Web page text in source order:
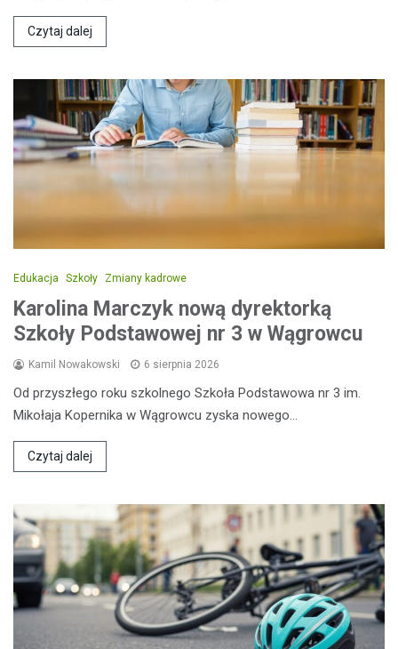
Czytaj dalej
Edukacja Szkoły Zmiany kadrowe
Karolina Marczyk nową dyrektorką
Szkoły Podstawowej nr 3 w Wągrowcu
Kamil Nowakowski 6 sierpnia 2026
Od przyszłego roku szkolnego Szkoła Podstawowa nr 3 im.
Mikołaja Kopernika w Wągrowcu zyska nowego…
Czytaj dalej